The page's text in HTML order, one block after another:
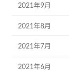
2021年9月
2021年8月
2021年7月
2021年6月